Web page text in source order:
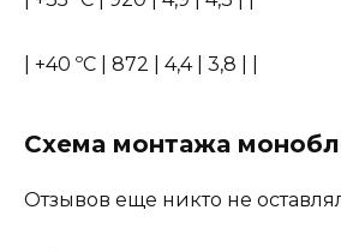
| +40 ºС | 872 | 4,4 | 3,8 | |
Схема монтажа
Отзывов еще никто не